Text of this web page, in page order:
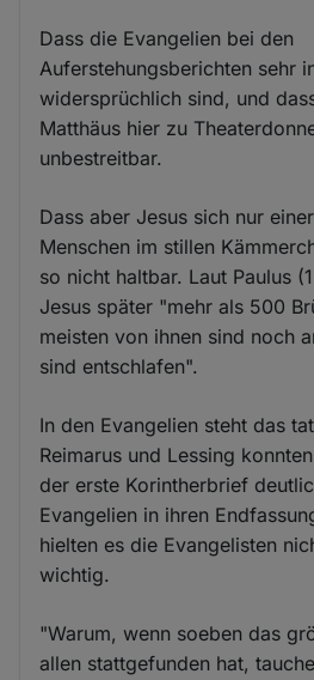
Dass die Evangelien bei den
Auferstehungsberichten sehr
widersprüchlich sind, und
Matthäus hier zu
unbestreitbar.
Dass aber Jesus sich nur
Menschen im stillen
so nicht haltbar. Laut Paulus
Jesus später "mehr als 500
meisten von ihnen sind noch
sind entschlafen".
In den Evangelien steht das
Reimarus und Lessing
der erste Korintherbrief
Evangelien in ihren
hielten es die Evangelisten
wichtig.
"Warum, wenn soeben das
allen stattgefunden hat,